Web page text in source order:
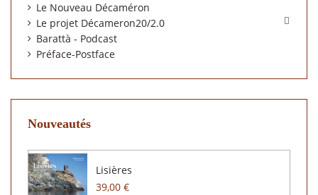
Le Nouveau Décaméron
Le projet Décameron20/2.0

Barattà - Podcast
Préface-Postface
Nouveautés
Lisières
39,00 €